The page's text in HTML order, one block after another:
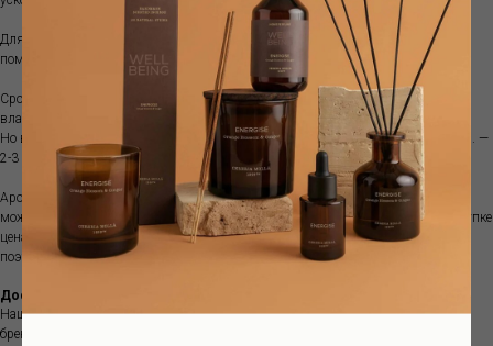
Для помещений площадью 10-15 м2 рекомендуется формат 200 мл, для
помещений площадью более 20 м2 рекомендуется формат 500 мл.
Срок ароматизации зависит от характеристик помещения, температуры,
влажности и места размещения диффузора.
Но в среднем объема100 мл хватит примерно на 1-1.5 месяца; объема 250 мл. —
2-3 месяца, а емкости 500 мл. — обычно 3-5 месяцев.
Аромат поставляется с декоративным цветком. Если аромат закончился, вы
можете приобрести рефилл. Это более выгодно, так как при изначальной покупке
цена стеклянной емкости составляет почти половину стоимости диффузора,
поэтому покупка рефилла позволяет экономить.
Доставка
Наш интернет-магазин предлагает вам интерьерные ароматы европейских
брендов, в наличии и под заказ.